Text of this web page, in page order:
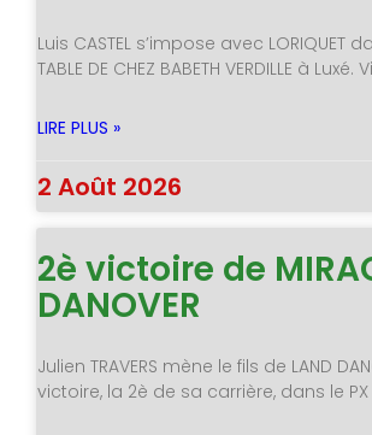
Luis CASTEL s’impose avec LORIQUET
TABLE DE CHEZ BABETH VERDILLE à
LIRE PLUS »
2 Août 2026
2è victoire de
DANOVER
Julien TRAVERS mène le fils de LAND
victoire, la 2è de sa carrière, dans le PX